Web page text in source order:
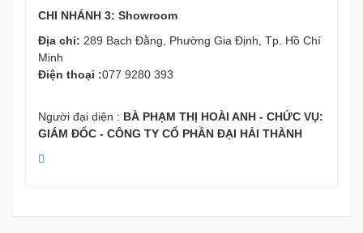
CHI NHÁNH 3: Showroom
Địa chỉ: 289 Bạch Đằng, Phường Gia Định, Tp. Hồ Chí
Minh
Điện thoại :077 9280 393
Người đại diện : BÀ PHẠM THỊ HOÀI ANH - CHỨC VỤ:
GIÁM ĐỐC - CÔNG TY CỔ PHẦN ĐẠI HẢI THÀNH